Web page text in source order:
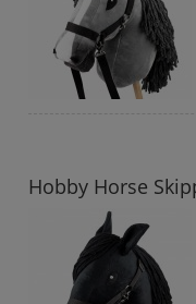
Hobby Horse